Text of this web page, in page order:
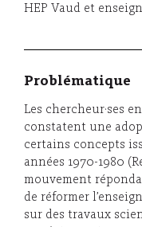
HEP Vaud et
Problématique
Les chercheur·ses
constatent une
certains concepts
années 1970-1980
mouvement
de réformer
sur des travaux